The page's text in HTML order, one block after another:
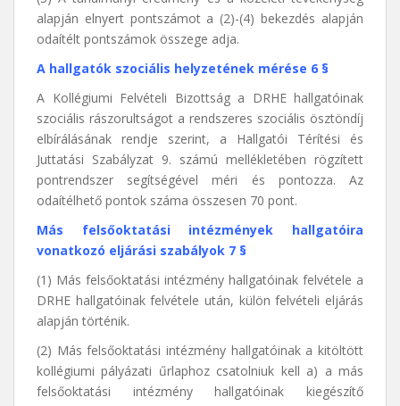
alapján elnyert pontszámot a (2)-(4) bekezdés alapján
odaítélt pontszámok összege adja.
A hallgatók szociális helyzetének mérése 6 §
A Kollégiumi Felvételi Bizottság a DRHE hallgatóinak
szociális rászorultságot a rendszeres szociális ösztöndíj
elbírálásának rendje szerint, a Hallgatói Térítési és
Juttatási Szabályzat 9. számú mellékletében rögzített
pontrendszer segítségével méri és pontozza. Az
odaítélhető pontok száma összesen 70 pont.
Más felsőoktatási intézmények hallgatóira
vonatkozó eljárási szabályok 7 §
(1) Más felsőoktatási intézmény hallgatóinak felvétele a
DRHE hallgatóinak felvétele után, külön felvételi eljárás
alapján történik.
(2) Más felsőoktatási intézmény hallgatóinak a kitöltött
kollégiumi pályázati űrlaphoz csatolniuk kell a) a más
felsőoktatási intézmény hallgatóinak kiegészítő